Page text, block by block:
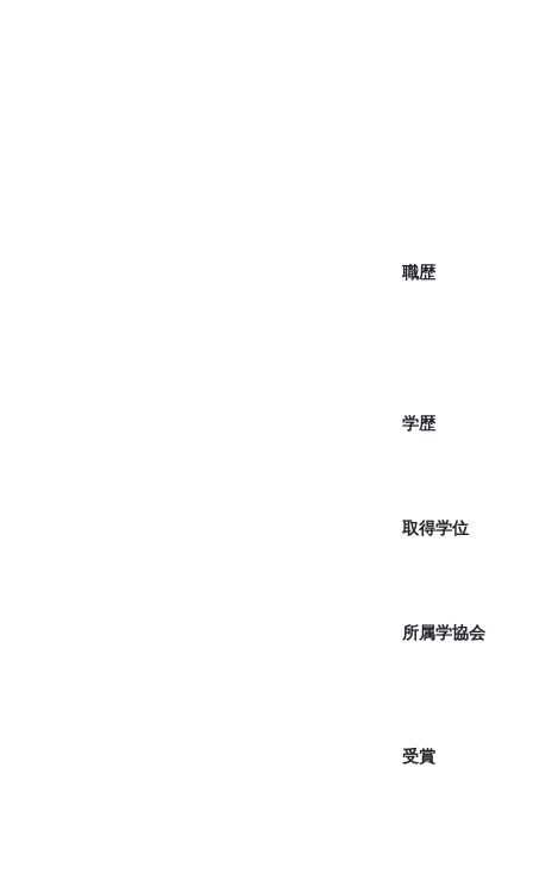
職歴
学歴
取得学位
所属学協会
受賞